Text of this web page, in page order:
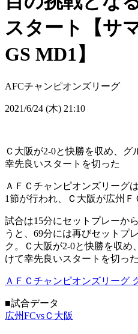
スタート【サ
GS MD1】
AFCチャンピオンズリーグ
2021/6/24 (木) 21:10
Ｃ大阪が2-0と快勝を収め、
幸先良いスタートを切った
ＡＦＣチャンピオンズリーグ
1節が行われ、Ｃ大阪が広州Ｆ
試合は15分にセットプレーか
うと、69分には再びセットプ
ク。Ｃ大阪が2-0と快勝を収め
けて幸先良いスタートを切った
ＡＦＣチャンピオンズリーグ
■試合データ
広州FCvsＣ大阪